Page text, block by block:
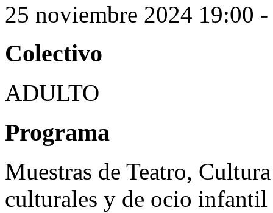
25 noviembre 2024 19:00
Colectivo
ADULTO
Programa
Muestras de Teatro,
culturales y de ocio infantil